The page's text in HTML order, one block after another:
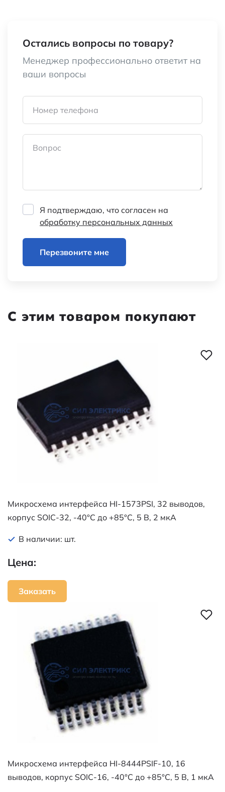
Категория:
Микросхемы
интерфейсов
Наименование
Остались вопросы по товару?
Менеджер профессионально ответит на
ваши вопросы
Номер телефона
Вопрос
Я подтверждаю, что согласен на
обработку персональных данных
Перезвоните мне
С этим товаром покупают
Микросхема интерфейса HI-1573PSI, 32 выводов,
корпус SOIC-32, -40°C до +85°C, 5 В, 2 мкА
В наличии: шт.
Цена:
Заказать
Микросхема интерфейса HI-8444PSIF-10, 16
выводов, корпус SOIC-16, -40°C до +85°C, 5 В, 1 мкА